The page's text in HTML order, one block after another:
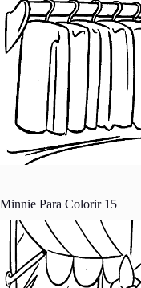
Minnie Para Colorir 15